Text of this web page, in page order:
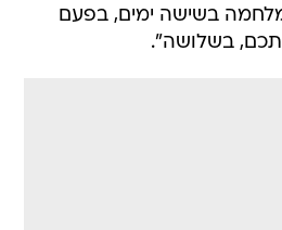
בשישה ימים, בפעם
בשלושה".